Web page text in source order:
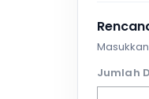
Jumlah